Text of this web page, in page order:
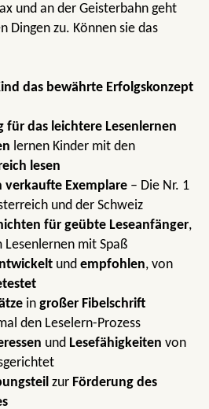
und an der Geisterbahn geht
Dingen zu. Können sie das
das bewährte Erfolgskonzept
für das leichtere Lesenlernen
lernen Kinder mit den
lesen
verkaufte Exemplare – Die Nr. 1
und der Schweiz
für geübte Leseanfänger,
Lesenlernen mit Spaß
und empfohlen, von
in großer Fibelschrift
den Leselern-Prozess
und Lesefähigkeiten von
zur Förderung des